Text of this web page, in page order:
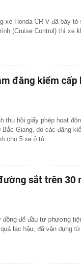
xe Honda CR-V đã bày tỏ
(Cruise Control) thì xe
đăng kiểm cấp
thu hồi giấy phép hoạt
Giang, do các đăng
cho 5 xe ô tô.
sắt trên 30
để đầu tư phương
lạc hậu, đã vận dụng